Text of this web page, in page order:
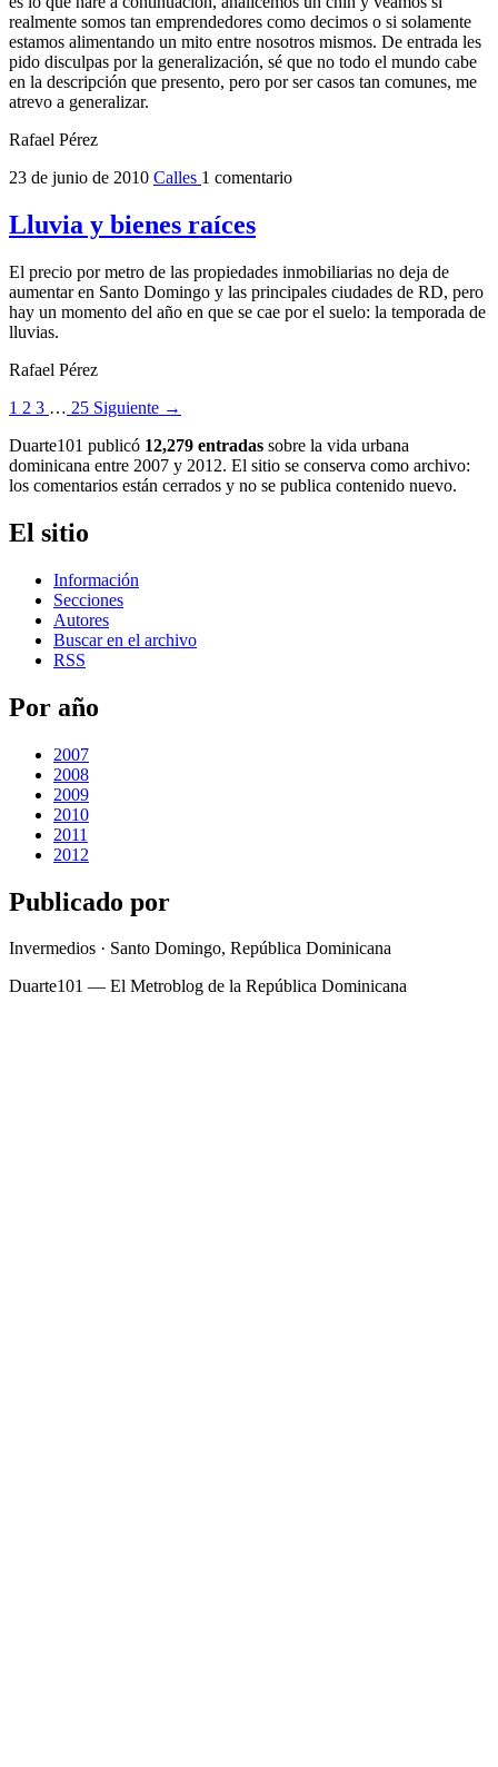
realmente somos tan emprendedores como decimos o si solamente
estamos alimentando un mito entre nosotros mismos. De entrada les
pido disculpas por la generalización, sé que no todo el mundo cabe
en la descripción que presento, pero por ser casos tan comunes, me
atrevo a generalizar.
Rafael Pérez
23 de junio de 2010 Calles 1 comentario
Lluvia y bienes raíces
El precio por metro de las propiedades inmobiliarias no deja de
aumentar en Santo Domingo y las principales ciudades de RD, pero
hay un momento del año en que se cae por el suelo: la temporada de
lluvias.
Rafael Pérez
1 2 3 … 25 Siguiente →
Duarte101 publicó 12,279 entradas sobre la vida urbana
dominicana entre 2007 y 2012. El sitio se conserva como archivo:
los comentarios están cerrados y no se publica contenido nuevo.
El sitio
Información
Secciones
Autores
Buscar en el archivo
RSS
Por año
2007
2008
2009
2010
2011
2012
Publicado por
Invermedios · Santo Domingo, República Dominicana
Duarte101 — El Metroblog de la República Dominicana